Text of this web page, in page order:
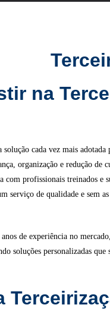
na
solução cada vez mais
organização e redução de
com profissionais treinados e
serviço de qualidade e sem
de experiência no
soluções personalizadas que